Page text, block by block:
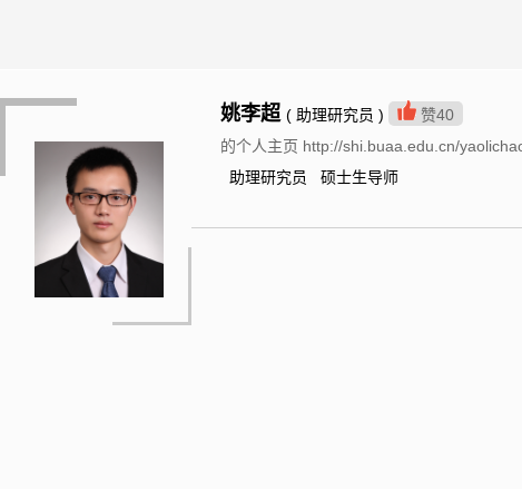
姚李超 ( 助理研究员 ) 赞40
的个人主页 http://shi.buaa.edu.cn/
助理研究员 硕士生导师